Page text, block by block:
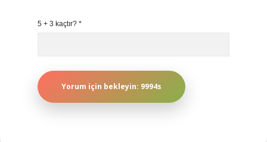
5 + 3 kaçtır? *